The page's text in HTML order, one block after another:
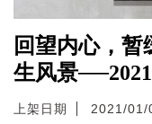
回望内心，暂
生风景
上架日期 2021/01/